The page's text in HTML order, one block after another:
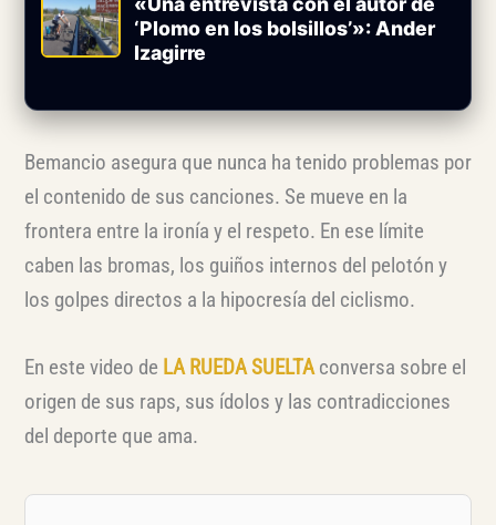
‘Plomo en los bolsillos’»: Ander
Izagirre
Bemancio asegura que nunca ha tenido problemas por
el contenido de sus canciones. Se mueve en la
frontera entre la ironía y el respeto. En ese límite
caben las bromas, los guiños internos del pelotón y
los golpes directos a la hipocresía del ciclismo.
En este video de LA RUEDA SUELTAconversa sobre el
origen de sus raps, sus ídolos y las contradicciones
del deporte que ama.